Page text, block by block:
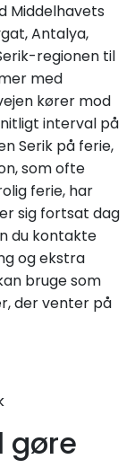
Middelhavets
Antalya,
regionen til
med
kører mod
interval på
Serik på ferie,
som ofte
ferie, har
sig fortsat dag
du kontakte
og ekstra
bruge som
der venter på
gøre